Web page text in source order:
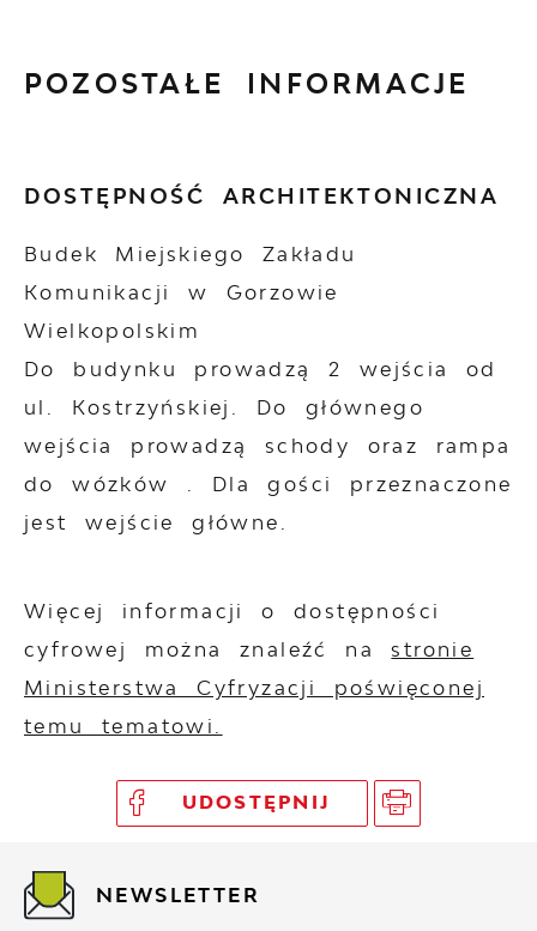
POZOSTAŁE INFORMACJE
DOSTĘPNOŚĆ ARCHITEKTONICZNA
Budek Miejskiego Zakładu
Komunikacji w Gorzowie
Wielkopolskim
Do budynku prowadzą 2 wejścia od
ul. Kostrzyńskiej. Do głównego
wejścia prowadzą schody oraz rampa
do wózków . Dla gości przeznaczone
jest wejście główne.
Więcej informacji o dostępności
cyfrowej można znaleźć nastronie
Ministerstwa Cyfryzacji poświęconej
temu tematowi.
UDOSTĘPNIJ
NEWSLETTER